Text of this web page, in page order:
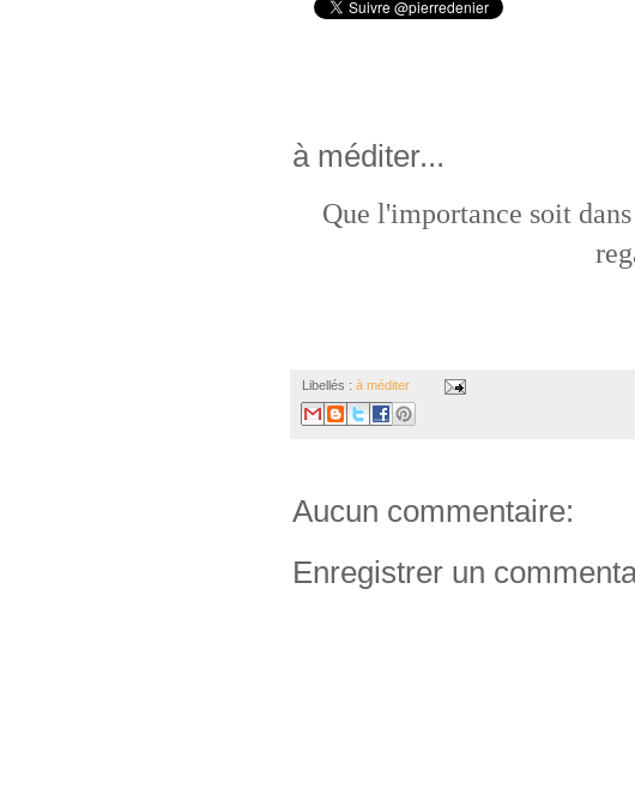
à méditer...
Que l'importance soit
Libellés : à méditer
Aucun commentaire:
Enregistrer un